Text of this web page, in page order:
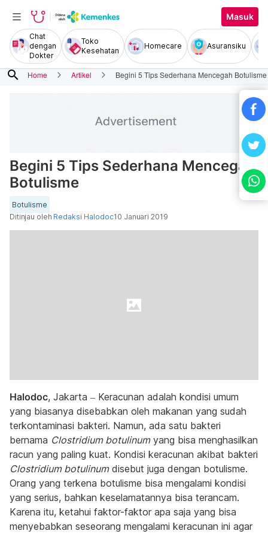
Masuk
Chat
dengan
Dokter
Toko
Kesehatan
Homecare Asuransiku
search Home Artikel Begini 5 Tips Sederhana Mencegah Botulisme
Begini 5 Tips Sederhana Mencegah
Botulisme
Botulisme
Ditinjau oleh Redaksi Halodoc10 Januari 2019
Halodoc, Jakarta – Keracunan adalah kondisi umum
yang biasanya disebabkan oleh makanan yang sudah
terkontaminasi bakteri. Namun, ada satu bakteri
bernama Clostridium botulinumyang bisa menghasilkan
racun yang paling kuat. Kondisi keracunan akibat bakteri
Clostridium botulinumdisebut juga dengan botulisme.
Orang yang terkena botulisme bisa mengalami kondisi
yang serius, bahkan keselamatannya bisa terancam.
Karena itu, ketahui faktor-faktor apa saja yang bisa
menyebabkan seseorang mengalami keracunan ini agar